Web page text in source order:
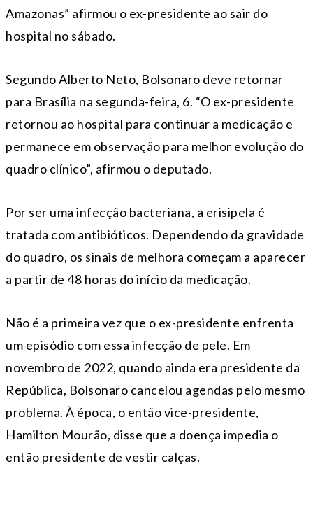
Amazonas” afirmou o ex-presidente ao sair do
hospital no sábado.
Segundo Alberto Neto, Bolsonaro deve retornar
para Brasília na segunda-feira, 6. “O ex-presidente
retornou ao hospital para continuar a medicação e
permanece em observação para melhor evolução do
quadro clínico”, afirmou o deputado.
Por ser uma infecção bacteriana, a erisipela é
tratada com antibióticos. Dependendo da gravidade
do quadro, os sinais de melhora começam a aparecer
a partir de 48 horas do início da medicação.
Não é a primeira vez que o ex-presidente enfrenta
um episódio com essa infecção de pele. Em
novembro de 2022, quando ainda era presidente da
República, Bolsonaro cancelou agendas pelo mesmo
problema. À época, o então vice-presidente,
Hamilton Mourão, disse que a doença impedia o
então presidente de vestir calças.